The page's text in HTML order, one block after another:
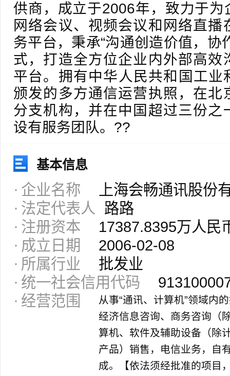
供商，成立于2006年，致力于
网络会议、视频会议和网络直播
务平台，秉承“沟通创造价值，协
式，打造全方位企业内外部高效
平台。拥有中华人民共和国工业
颁发的多方通信运营执照，在北
分支机构，并在中国超过三份之
设有服务团队。??
基本信息
企业名称
上海会畅通讯股份
法定代表人
路路
注册资本
17387.8395万人民
成立日期
2006-02-08
所属行业
批发业
统一社会信用代码
经营范围
从事“通讯、计算机”领域内
经济信息咨询、商务咨询（
算机、软件及辅助设备（除
产品）销售，电信业务，自
成。【依法须经批准的项目